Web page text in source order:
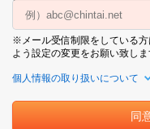
※メール受信制限をしている
よう設定の変更をお願い致しま
個人情報の取り扱いについて